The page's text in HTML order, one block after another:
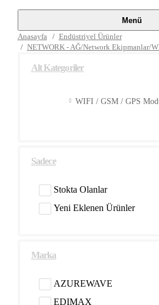
Menü
Anasayfa
Endüstriyel Ürünler
NETWORK - AĞ/Network Ekipmanlar/
Alt Kategoriler
WIFI / GSM / GPS
Sadece
Stokta Olanlar
Yeni Eklenen Ürünler
Marka
AZUREWAVE
EDIMAX